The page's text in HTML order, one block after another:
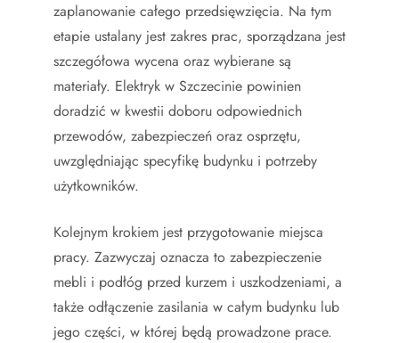
zaplanowanie całego przedsięwzięcia. Na tym
etapie ustalany jest zakres prac, sporządzana jest
szczegółowa wycena oraz wybierane są
materiały. Elektryk w Szczecinie powinien
doradzić w kwestii doboru odpowiednich
przewodów, zabezpieczeń oraz osprzętu,
uwzględniając specyfikę budynku i potrzeby
użytkowników.
Kolejnym krokiem jest przygotowanie miejsca
pracy. Zazwyczaj oznacza to zabezpieczenie
mebli i podłóg przed kurzem i uszkodzeniami, a
także odłączenie zasilania w całym budynku lub
jego części, w której będą prowadzone prace.